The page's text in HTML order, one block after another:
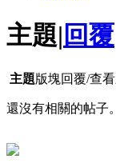
主題| 回覆
主題版塊回覆/查看
還沒有相關的帖子。